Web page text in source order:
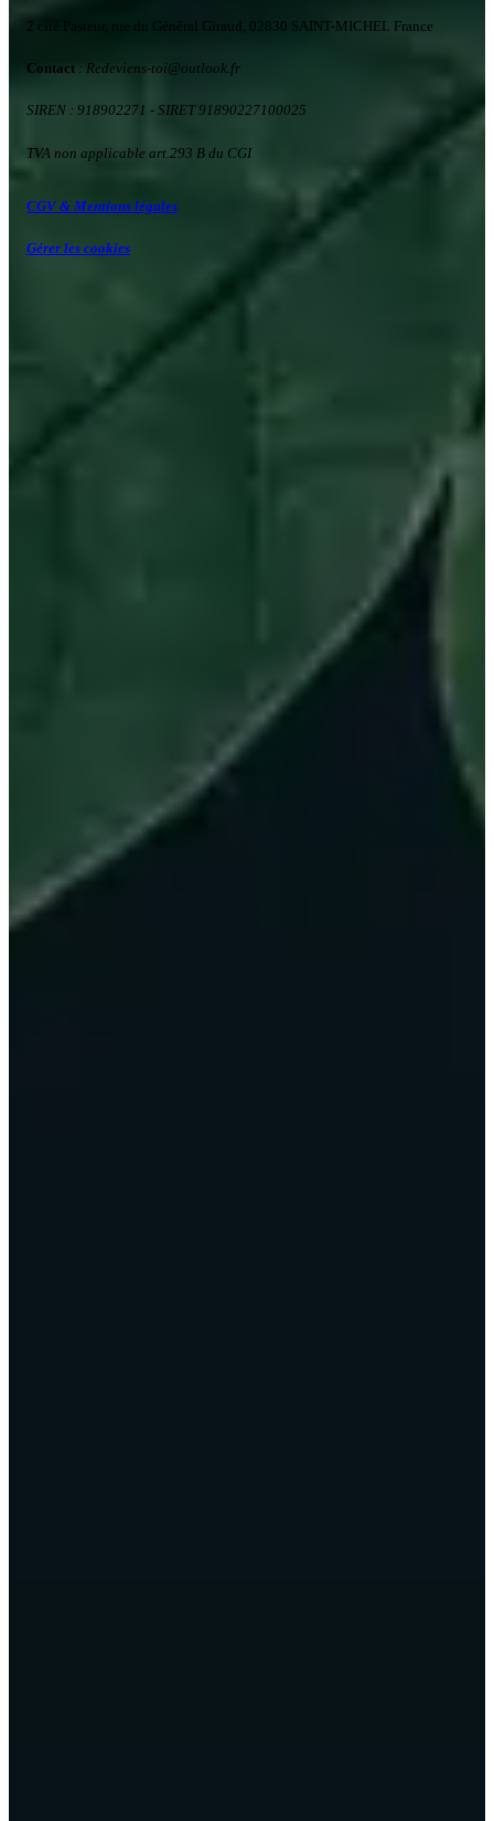
2 cité Pasteur, rue du Général Giraud, 02830 SAINT-MICHEL France
Contact : Redeviens-toi@outlook.fr
SIREN : 918902271 - SIRET 91890227100025
TVA non applicable art.293 B du CGI
CGV & Mentions légales
Gérer les cookies